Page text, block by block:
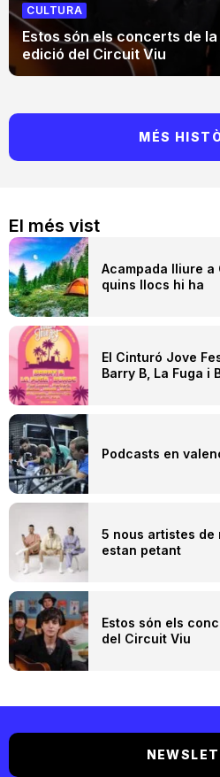
El més vist
Acampada lliure a
quins llocs hi ha
El Cinturó Jove
Barry B, La Fuga i
Podcasts en
5 nous artistes de
estan petant
Estos són els
del Circuit Viu
CULTURA
Estos són els concerts de
edició del Circuit Viu
MÉS